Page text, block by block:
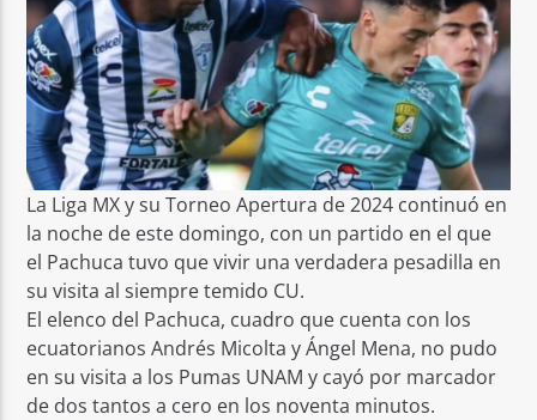
La Liga MX y su Torneo Apertura de 2024 continuó en
la noche de este domingo, con un partido en el que
el Pachuca tuvo que vivir una verdadera pesadilla en
su visita al siempre temido CU.
El elenco del Pachuca, cuadro que cuenta con los
ecuatorianos Andrés Micolta y Ángel Mena, no pudo
en su visita a los Pumas UNAM y cayó por marcador
de dos tantos a cero en los noventa minutos.